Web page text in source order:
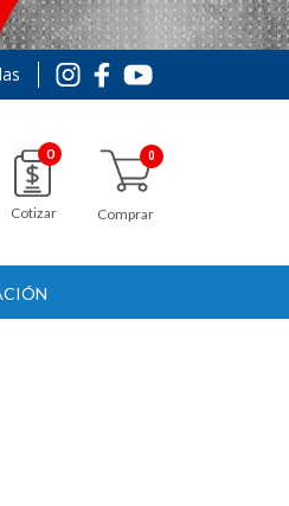
0
Cotizar Comprar